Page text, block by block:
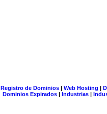
Registro de Dominios| Web Hosting |
Dominios Expirados | Industrias |